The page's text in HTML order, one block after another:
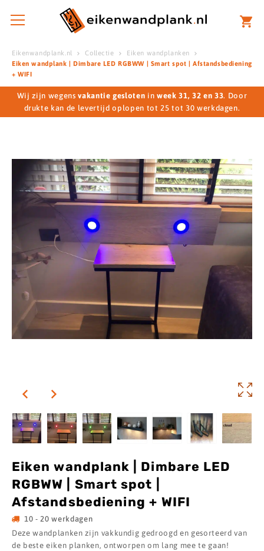
Eikenwandplank.nl Collectie
Eiken wandplanken
Eiken wandplank | Dimbare LED RGBWW | Smart spot | Afstandsbediening
+ WIFI
Wij zijn wegensvakantie gesloten inweek 31, 32 en 33. Door
drukte kan de levertijd oplopen tot 25 tot 30 werkdagen.
Eiken wandplank | Dimbare LED
RGBWW | Smart spot |
Afstandsbediening + WIFI
10 - 20 werkdagen
Deze wandplanken zijn vakkundig gedroogd en gesorteerd van
de beste eiken planken, ontworpen om lang mee te gaan!